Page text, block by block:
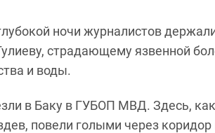
ночи журналистов
страдающему язвенной
и воды.
в Баку в ГУБОП МВД. Здесь,
повели голыми через коридор